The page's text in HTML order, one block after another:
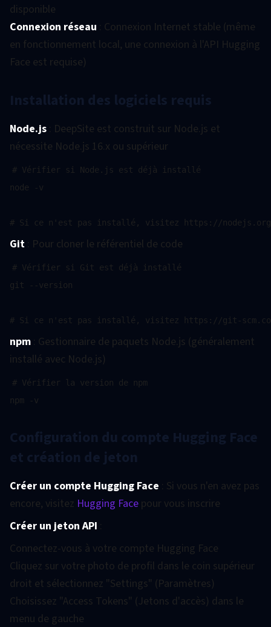
disponible
Connexion réseau : Connexion Internet stable (même
en fonctionnement local, une connexion à l'API Hugging
Face est requise)
Installation des logiciels requis
Node.js : DeepSite est construit sur Node.js et
nécessite Node.js 16.x ou supérieur
# Vérifier si Node.js est déjà installé
node -v
Git : Pour cloner le référentiel de code
# Vérifier si Git est déjà installé
git --version
npm : Gestionnaire de paquets Node.js (généralement
installé avec Node.js)
# Vérifier la version de npm
Configuration du compte Hugging Face
et création de jeton
Créer un compte Hugging Face : Si vous n'en avez pas
encore, visitez Hugging Face pour vous inscrire
Créer un jeton API :
Connectez-vous à votre compte Hugging Face
Cliquez sur votre photo de profil dans le coin supérieur
droit et sélectionnez "Settings" (Paramètres)
Choisissez "Access Tokens" (Jetons d'accès) dans le
menu de gauche